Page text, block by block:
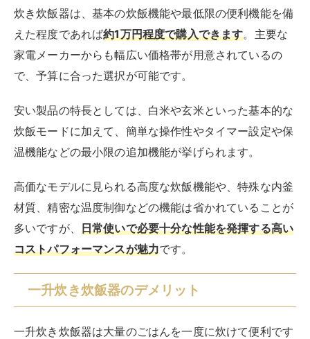
炊き炊飯器は、基本の炊飯機能や最低限の便利機能を備
えた程度であれば約1万円程度で購入できます。主要な
家電メーカーからも幅広い価格帯が用意されているの
で、予算に合った選択が可能です。
安い製品の特長としては、白米や玄米といった基本的な
炊飯モードに加えて、簡単な操作性やタイマー設定や保
温機能などの最小限の追加機能が挙げられます。
高価なモデルに見られる高度な炊飯機能や、特殊な内釜
材質、精密な温度制御などの機能は省かれていることが
多いですが、 日常使いで必要十分な性能を発揮する高い
コストパフォーマンスが魅力です。
一升炊き炊飯器のデメリット
一升炊き炊飯器は大量のごはんを一度に炊けて便利です